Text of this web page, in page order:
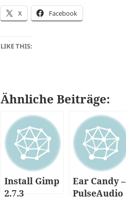
X Facebook
LIKE THIS:
Ähnliche Beiträge:
Install Gimp
2.7.3
Ear Candy –
PulseAudio